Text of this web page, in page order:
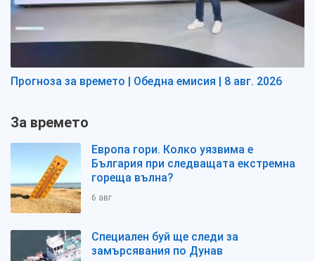
Прогноза за времето | Обедна емисия | 8 авг. 2026
За времето
Европа гори. Колко уязвима е
България при следващата екстремна
гореща вълна?
6 авг
Специален буй ще следи за
замърсявания по Дунав